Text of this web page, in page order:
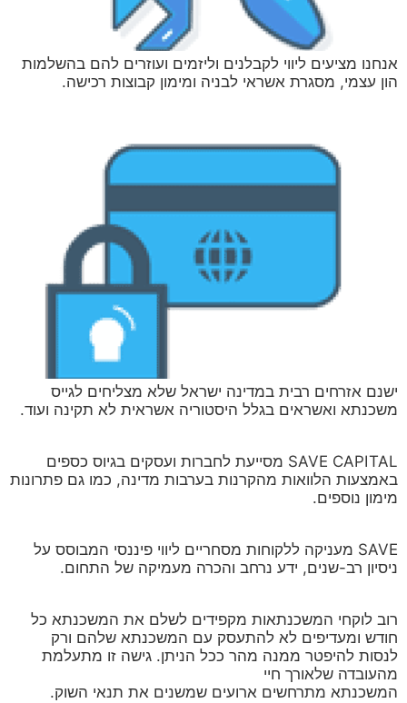
אנחנו מציעים ליווי לקבלנים וליזמים ועוזרים להם בהשלמות
הון עצמי, מסגרת אשראי לבניה ומימון קבוצות רכישה.
ישנם אזרחים רבית במדינה ישראל שלא מצליחים לגייס
משכנתא ואשראים בגלל היסטוריה אשראית לא תקינה ועוד.
SAVE CAPITAL מסייעת לחברות ועסקים בגיוס כספים
באמצעות הלוואות מהקרנות בערבות מדינה, כמו גם פתרונות
מימון נוספים.
SAVE מעניקה ללקוחות מסחריים ליווי פיננסי המבוסס על
ניסיון רב-שנים, ידע נרחב והכרה מעמיקה של התחום.
רוב לוקחי המשכנתאות מקפידים לשלם את המשכנתא כל
חודש ומעדיפים לא להתעסק עם המשכנתא שלהם ורק
לנסות להיפטר ממנה מהר ככל הניתן. גישה זו מתעלמת
מהעובדה שלאורך חיי
המשכנתא מתרחשים ארועים שמשנים את תנאי השוק.